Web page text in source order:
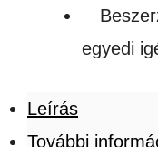
egyedi
Leírás
További